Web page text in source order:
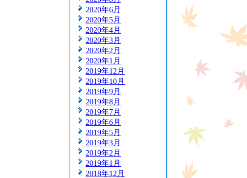
2020年6月
2020年5月
2020年4月
2020年3月
2020年2月
2020年1月
2019年12月
2019年10月
2019年9月
2019年8月
2019年7月
2019年6月
2019年5月
2019年3月
2019年2月
2019年1月
2018年12月